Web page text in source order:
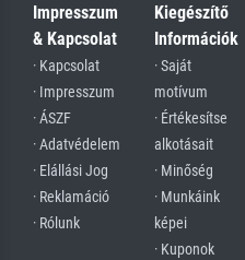
Impresszum
& Kapcsolat
· Kapcsolat
· Impresszum
· ÁSZF
· Adatvédelem
· Elállási Jog
· Reklamáció
· Rólunk
Kiegészítő
Információk
· Saját
motívum
· Értékesítse
alkotásait
· Minőség
· Munkáink
képei
· Kuponok